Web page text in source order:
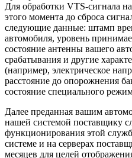
Для обработки VTS-сигнала
этого момента до сброса
следующие данные: штамп
автомобиля, уровень
состояние антенны вашего
срабатывания и другие
(например, электрическое
расстояние до опорожнения
состояние специального
Далее преданная вашим
нашей системой поставщику
функционирования этой
системе и на серверах
месяцев для целей